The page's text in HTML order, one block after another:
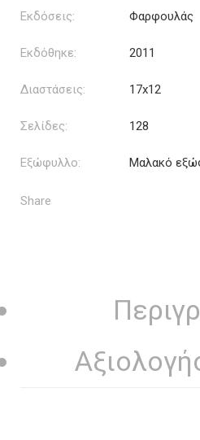
Εκδόσεις: Φαρφουλάς
Εκδόθηκε: 2011
Διαστάσεις: 17x12
Σελίδες: 128
Εξώφυλλο: Μαλακό
Share